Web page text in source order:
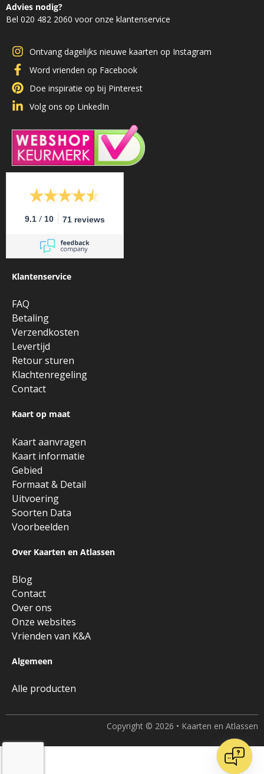
Advies nodig?
Bel 020 482 2060 voor onze klantenservice
Ontvang dagelijks nieuwe kaarten op Instagram
Word vrienden op Facebook
Doe inspiratie op bij Pinterest
Volg ons op LinkedIn
9.1 / 10 71 reviews
Klantenservice
FAQ
Betaling
Verzendkosten
Levertijd
Retour sturen
Klachtenregeling
Contact
Kaart op maat
Kaart aanvragen
Kaart informatie
Gebied
Formaat & Detail
Uitvoering
Soorten Data
Voorbeelden
Over Kaarten en Atlassen
Blog
Contact
Over ons
Onze websites
Vrienden van K&A
Algemeen
Alle producten
Copyright © 2026 • Kaarten en Atlassen